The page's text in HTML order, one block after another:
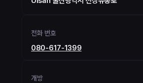
전화 번호
080-617-1399
개방